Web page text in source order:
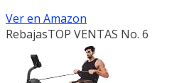
Ver en Amazon
RebajasTOP VENTAS No. 6